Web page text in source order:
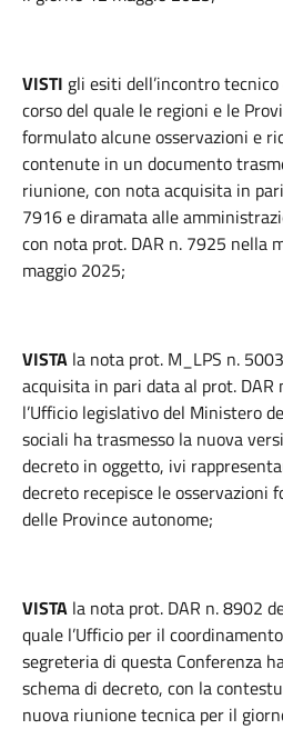
VISTI gli esiti dell’incontro
corso del quale le regioni e le
formulato alcune osservazioni e
contenute in un documento
riunione, con nota acquisita in
7916 e diramata alle
con nota prot. DAR n. 7925 nella
maggio 2025;
VISTA la nota prot. M_LPS n.
acquisita in pari data al prot. DAR
l’Ufficio legislativo del Ministero
sociali ha trasmesso la nuova
decreto in oggetto, ivi
decreto recepisce le osservazioni
delle Province autonome;
VISTA la nota prot. DAR n. 8902
quale l’Ufficio per il
segreteria di questa Conferenza
schema di decreto, con la
nuova riunione tecnica per il